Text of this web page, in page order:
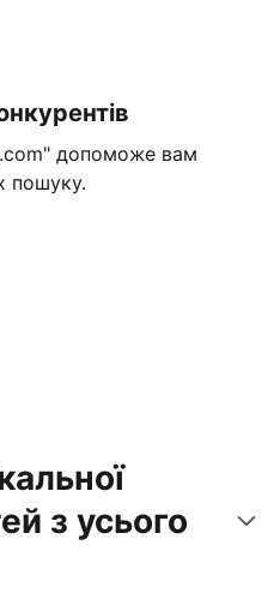
допоможе вам
пошуку.
з усього